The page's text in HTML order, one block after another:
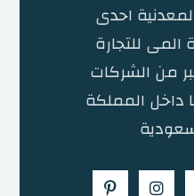
احدى
للتجارة
من الشركات
داخل المملكة